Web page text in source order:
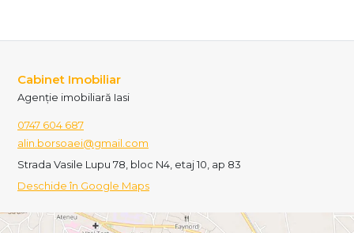
Cabinet Imobiliar
Agenție imobiliară Iasi
0747 604 687
alin.borsoaei@gmail.com
Strada Vasile Lupu 78, bloc N4, etaj 10, ap 83
Deschide în Google Maps